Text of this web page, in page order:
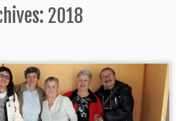
2018